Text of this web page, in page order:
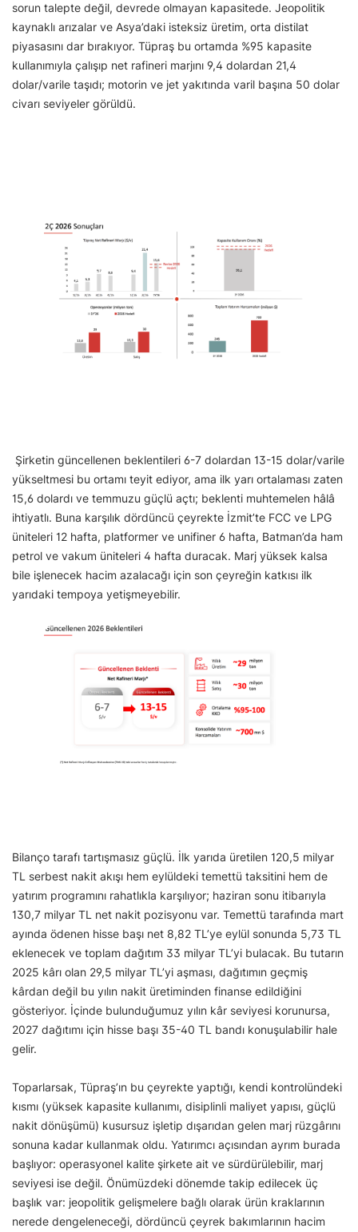
sorun talepte değil, devrede olmayan kapasitede. Jeopolitik
kaynaklı arızalar ve Asya’daki isteksiz üretim, orta distilat
piyasasını dar bırakıyor. Tüpraş bu ortamda %95 kapasite
kullanımıyla çalışıp net rafineri marjını 9,4 dolardan 21,4
dolar/varile taşıdı; motorin ve jet yakıtında varil başına 50 dolar
civarı seviyeler görüldü.
Şirketin güncellenen beklentileri 6-7 dolardan 13-15 dolar/varile
yükseltmesi bu ortamı teyit ediyor, ama ilk yarı ortalaması zaten
15,6 dolardı ve temmuzu güçlü açtı; beklenti muhtemelen hâlâ
ihtiyatlı. Buna karşılık dördüncü çeyrekte İzmit’te FCC ve LPG
üniteleri 12 hafta, platformer ve unifiner 6 hafta, Batman’da ham
petrol ve vakum üniteleri 4 hafta duracak. Marj yüksek kalsa
bile işlenecek hacim azalacağı için son çeyreğin katkısı ilk
yarıdaki tempoya yetişmeyebilir.
Bilanço tarafı tartışmasız güçlü. İlk yarıda üretilen 120,5 milyar
TL serbest nakit akışı hem eylüldeki temettü taksitini hem de
yatırım programını rahatlıkla karşılıyor; haziran sonu itibarıyla
130,7 milyar TL net nakit pozisyonu var. Temettü tarafında mart
ayında ödenen hisse başı net 8,82 TL’ye eylül sonunda 5,73 TL
eklenecek ve toplam dağıtım 33 milyar TL’yi bulacak. Bu tutarın
2025 kârı olan 29,5 milyar TL’yi aşması, dağıtımın geçmiş
kârdan değil bu yılın nakit üretiminden finanse edildiğini
gösteriyor. İçinde bulunduğumuz yılın kâr seviyesi korunursa,
2027 dağıtımı için hisse başı 35-40 TL bandı konuşulabilir hale
gelir.
Toparlarsak, Tüpraş’ın bu çeyrekte yaptığı, kendi kontrolündeki
kısmı (yüksek kapasite kullanımı, disiplinli maliyet yapısı, güçlü
nakit dönüşümü) kusursuz işletip dışarıdan gelen marj rüzgârını
sonuna kadar kullanmak oldu. Yatırımcı açısından ayrım burada
başlıyor: operasyonel kalite şirkete ait ve sürdürülebilir, marj
seviyesi ise değil. Önümüzdeki dönemde takip edilecek üç
başlık var: jeopolitik gelişmelere bağlı olarak ürün kraklarının
nerede dengeleneceği, dördüncü çeyrek bakımlarının hacim